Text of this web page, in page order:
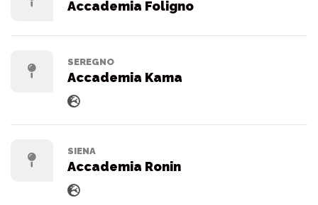
Accademia Foligno
SEREGNO
Accademia Kama
SIENA
Accademia Ronin